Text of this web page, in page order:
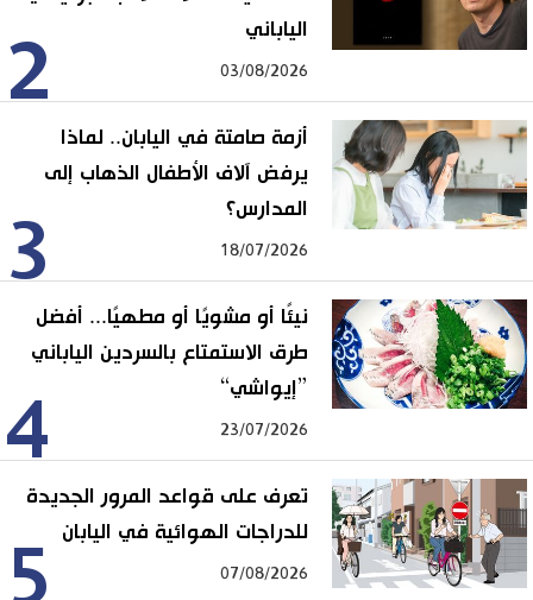
2
الياباني
03/08/2026
3
أزمة صامتة في اليابان.. لماذا
يرفض آلاف الأطفال الذهاب إلى
المدارس؟
18/07/2026
4
نيئًا أو مشويًا أو مطهيًا... أفضل
طرق الاستمتاع بالسردين الياباني
”إيواشي“
23/07/2026
5
تعرف على قواعد المرور الجديدة
للدراجات الهوائية في اليابان
07/08/2026